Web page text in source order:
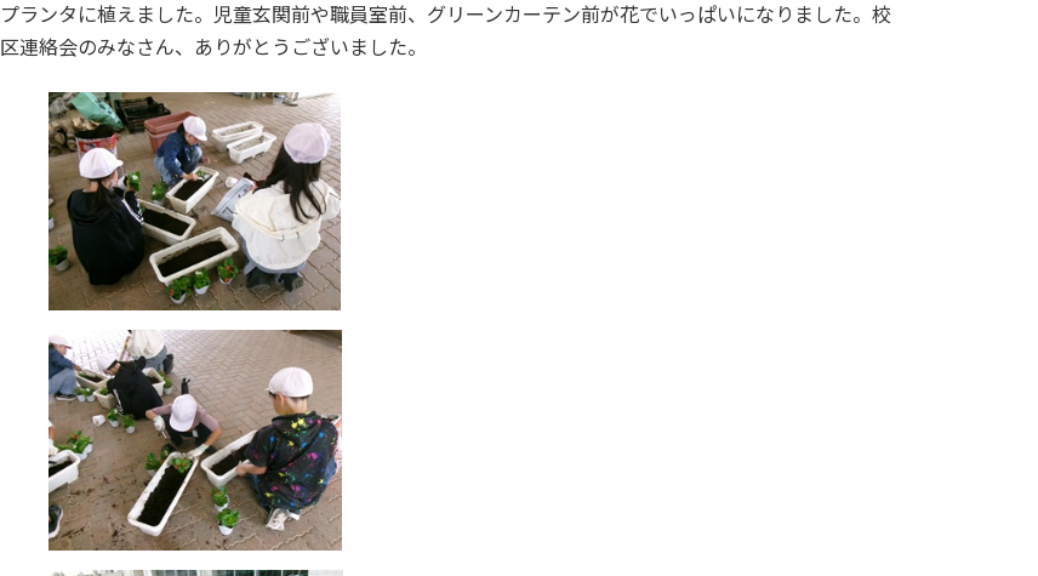
プランタに植えました。児童玄関前や職員室前、グリーンカーテン前が花でいっぱいになりました。校
区連絡会のみなさん、ありがとうございました。